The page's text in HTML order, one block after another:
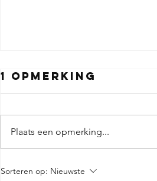
Hoe je
1 opmerking
Plaats een opmerking...
Sorteren op: Nieuwste